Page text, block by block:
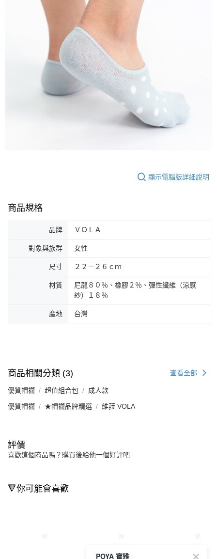
顯示電腦版詳細說明
商品規格
品牌 ＶＯＬＡ
對象與族群 女性
尺寸 ２２－２６ｃｍ
材質
尼龍８０％、橡膠２％、彈性纖維（涼感
紗）１８％
產地 台灣
商品相關分類 (3) 查看全部
優質帽襪 超值組合包 成人款
優質帽襪 ★帽襪品牌精選 維菈 VOLA
評價
喜歡這個商品嗎？購買後給他一個好評吧
🔻你可能會喜歡
POYA 寶雅